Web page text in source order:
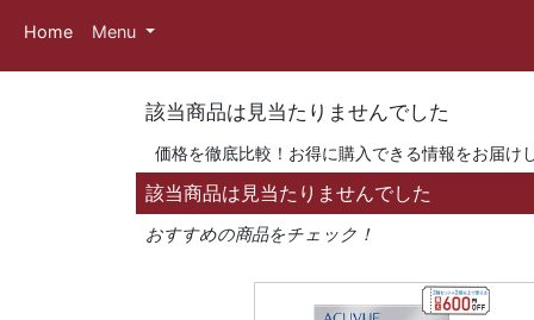
Home Menu
該当商品は見当たりませんでした
価格を徹底比較！お得に購入できる情報をお届け
該当商品は見当たりませんでした
おすすめの商品をチェック！